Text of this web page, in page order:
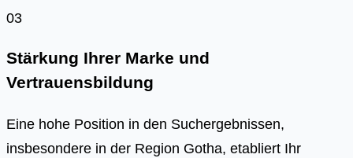
03
Stärkung Ihrer Marke und
Vertrauensbildung
Eine hohe Position in den Suchergebnissen,
insbesondere in der Region Gotha, etabliert Ihr